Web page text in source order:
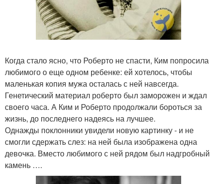
Когда стало ясно, что Роберто не спасти, Ким попросила
любимого о еще одном ребенке: ей хотелось, чтобы
маленькая копия мужа осталась с ней навсегда.
Генетический материал роберто был заморожен и ждал
своего часа. А Ким и Роберто продолжали бороться за
жизнь, до последнего надеясь на лучшее.
Однажды поклонники увидели новую картинку - и не
смогли сдержать слез: на ней была изображена одна
девочка. Вместо любимого с ней рядом был надгробный
камень ….